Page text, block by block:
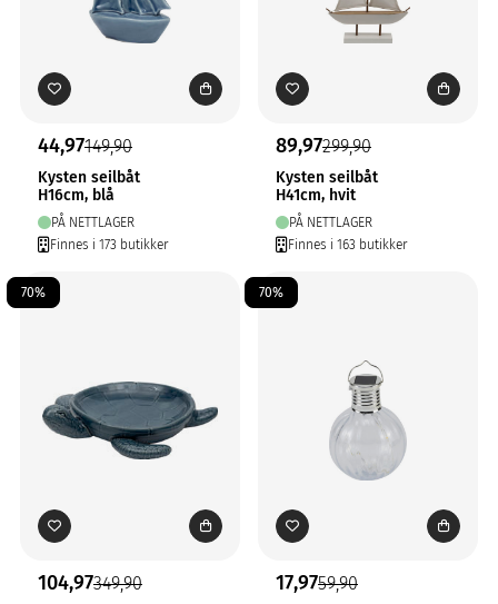
44,97149,90
Kysten seilbåt
H16cm, blå
PÅ NETTLAGER
Finnes i 173 butikker
89,97299,90
Kysten seilbåt
H41cm, hvit
PÅ NETTLAGER
Finnes i 163 butikker
70%
104,97349,90
70%
17,9759,90